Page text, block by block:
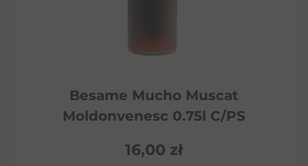
Besame Mucho Muscat
Moldonvenesc 0.75l C/PS
16,00 zł